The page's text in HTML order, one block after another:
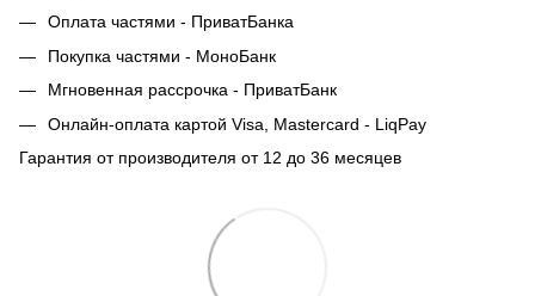
Оплата частями - ПриватБанка
Покупка частями - МоноБанк
Мгновенная рассрочка - ПриватБанк
Онлайн-оплата картой Visa, Mastercard - LiqPay
Гарантия от производителя от 12 до 36 месяцев